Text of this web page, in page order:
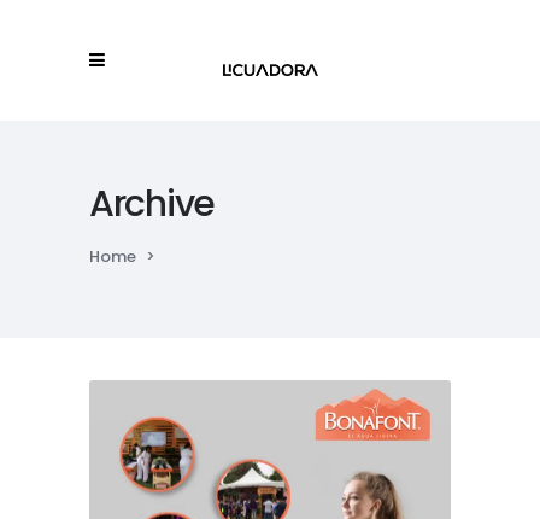
Archive
Home >